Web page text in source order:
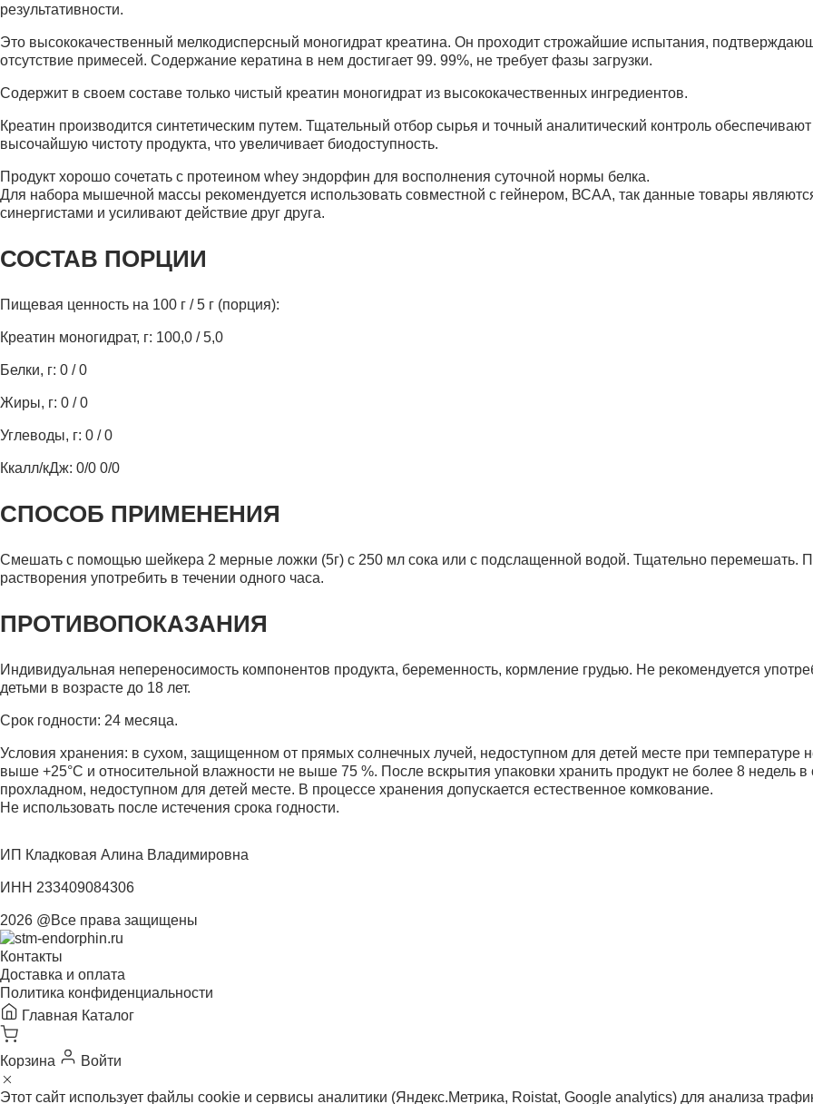
результативности.
Это высококачественный мелкодисперсный моногидрат креатина. Он проходит строжайшие испытания,
отсутствие примесей. Содержание кератина в нем достигает 99. 99%, не требует фазы загрузки.
Содержит в своем составе только чистый креатин моногидрат из высококачественных ингредиентов.
Креатин производится синтетическим путем. Тщательный отбор сырья и точный аналитический контроль обеспечивают
высочайшую чистоту продукта, что увеличивает биодоступность.
Продукт хорошо сочетать с протеином whey эндорфин для восполнения суточной нормы белка.
Для набора мышечной массы рекомендуется использовать совместной с гейнером, ВСАА, так данные товары
синергистами и усиливают действие друг друга.
СОСТАВ ПОРЦИИ
Пищевая ценность на 100 г / 5 г (порция):
Креатин моногидрат, г: 100,0 / 5,0
Белки, г: 0 / 0
Жиры, г: 0 / 0
Углеводы, г: 0 / 0
Ккалл/кДж: 0/0 0/0
СПОСОБ ПРИМЕНЕНИЯ
Смешать с помощью шейкера 2 мерные ложки (5г) с 250 мл сока или с подслащенной водой. Тщательно перемешать.
растворения употребить в течении одного часа.
ПРОТИВОПОКАЗАНИЯ
Индивидуальная непереносимость компонентов продукта, беременность, кормление грудью. Не рекомендуется
детьми в возрасте до 18 лет.
Срок годности: 24 месяца.
Условия хранения: в сухом, защищенном от прямых солнечных лучей, недоступном для детей месте при температуре
выше +25°С и относительной влажности не выше 75 %. После вскрытия упаковки хранить продукт не более 8 недель в
прохладном, недоступном для детей месте. В процессе хранения допускается естественное комкование.
Не использовать после истечения срока годности.
ИП Кладковая Алина Владимировна
ИНН 233409084306
2026 @Все права защищены
Контакты
Доставка и оплата
Политика конфиденциальности
Главная Каталог
Корзина Войти
Этот сайт использует файлы cookie и сервисы аналитики (Яндекс.Метрика, Roistat, Google analytics) для анализа